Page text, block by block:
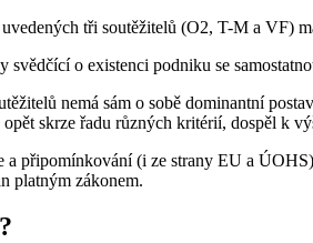
tři soutěžitelů (O2, T-M a VF)
svědčící o existenci podniku se
nemá sám o sobě dominantní
skrze řadu různých kritérií, dospěl k
a připomínkování (i ze strany EU a
platným zákonem.